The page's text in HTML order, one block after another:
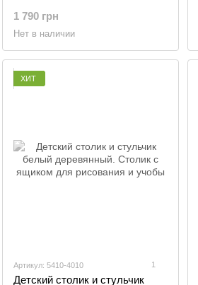
Жёлтый
1 790 грн
Нет в наличии
ХИТ
Артикул: 5410-4010 1
Детский столик и стульчик